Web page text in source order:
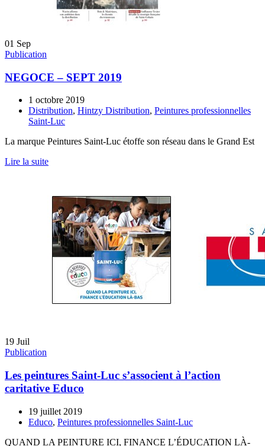
01 Sep
Publication
NEGOCE – SEPT 2019
1 octobre 2019
Distribution, Hintzy Distribution, Peintures professionnelles
Saint-Luc
La marque Peintures Saint-Luc étoffe son réseau dans le Grand Est
Lire la suite
19 Juil
Publication
Les peintures Saint-Luc s’associent à l’action
caritative Educo
19 juillet 2019
Educo, Peintures professionnelles Saint-Luc
QUAND LA PEINTURE ICI, FINANCE L’ÉDUCATION LÀ-